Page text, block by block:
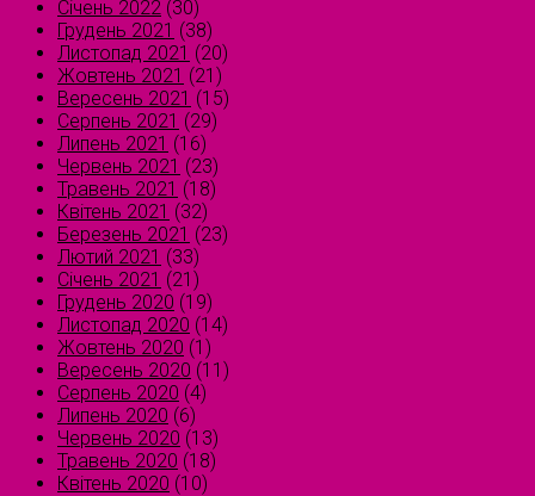
Січень 2022 (30)
Грудень 2021 (38)
Листопад 2021 (20)
Жовтень 2021 (21)
Вересень 2021 (15)
Серпень 2021 (29)
Липень 2021 (16)
Червень 2021 (23)
Травень 2021 (18)
Квітень 2021 (32)
Березень 2021 (23)
Лютий 2021 (33)
Січень 2021 (21)
Грудень 2020 (19)
Листопад 2020 (14)
Жовтень 2020 (1)
Вересень 2020 (11)
Серпень 2020 (4)
Липень 2020 (6)
Червень 2020 (13)
Травень 2020 (18)
Квітень 2020 (10)